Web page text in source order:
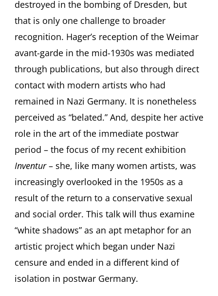
destroyed in the bombing of Dresden, but
that is only one challenge to broader
recognition. Hager’s reception of the Weimar
avant-garde in the mid-1930s was mediated
through publications, but also through direct
contact with modern artists who had
remained in Nazi Germany. It is nonetheless
perceived as “belated.” And, despite her active
role in the art of the immediate postwar
period – the focus of my recent exhibition
Inventur– she, like many women artists, was
increasingly overlooked in the 1950s as a
result of the return to a conservative sexual
and social order. This talk will thus examine
“white shadows” as an apt metaphor for an
artistic project which began under Nazi
censure and ended in a different kind of
isolation in postwar Germany.